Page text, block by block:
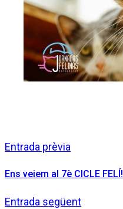
Entrada prèvia
Ens veiem al 7è CICLE FELÍ!
Entrada següent